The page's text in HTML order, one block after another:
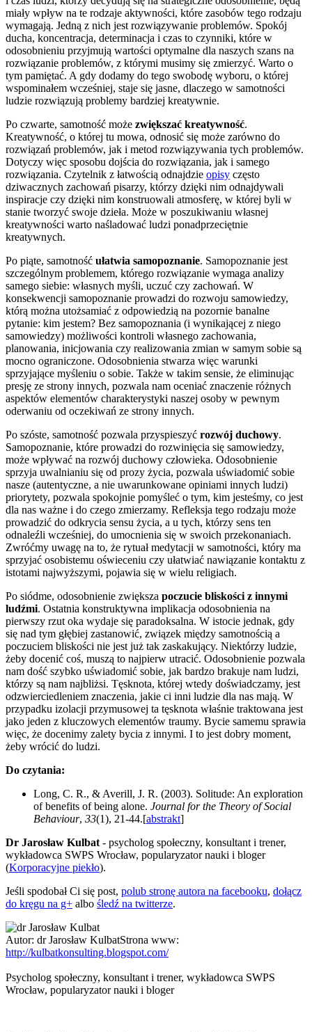
miały wpływ na te rodzaje aktywności, które zasobów tego rodzaju
wymagają. Jedną z nich jest rozwiązywanie problemów. Spokój
ducha, koncentracja, determinacja i czas to czynniki, które w
odosobnieniu przyjmują wartości optymalne dla naszych szans na
rozwiązanie problemów, z którymi musimy się zmierzyć. Warto o
tym pamiętać. A gdy dodamy do tego swobodę wyboru, o której
wspominałem wcześniej, staje się jasne, dlaczego w samotności
ludzie rozwiązują problemy bardziej kreatywnie.
Po czwarte, samotność może zwiększać kreatywność.
Kreatywność, o której tu mowa, odnosić się może zarówno do
rozwiązań problemów, jak i metod rozwiązywania tych problemów.
Dotyczy więc sposobu dojścia do rozwiązania, jak i samego
rozwiązania. Czytelnik z łatwością odnajdzie opisy często
dziwacznych zachowań pisarzy, którzy dzięki nim odnajdywali
inspiracje czy dzięki nim konstruowali atmosferę, w której byli w
stanie tworzyć swoje dzieła. Może w poszukiwaniu własnej
kreatywności warto naśladować ludzi ponadprzeciętnie
kreatywnych.
Po piąte, samotność ułatwia samopoznanie. Samopoznanie jest
szczególnym problemem, którego rozwiązanie wymaga analizy
samego siebie: własnych myśli, uczuć czy zachowań. W
konsekwencji samopoznanie prowadzi do rozwoju samowiedzy,
którą można utożsamiać z odpowiedzią na pozornie banalne
pytanie: kim jestem? Bez samopoznania (i wynikającej z niego
samowiedzy) możliwości kontroli własnego zachowania,
planowania, inicjowania czy realizowania zmian w samym sobie są
mocno ograniczone. Odosobnienia stwarza więc warunki
sprzyjające myśleniu o sobie. Także w takim sensie, że eliminując
presję ze strony innych, pozwala nam oceniać znaczenie różnych
aspektów elementów charakterystyki naszej osoby w pewnym
oderwaniu od oczekiwań ze strony innych.
Po szóste, samotność pozwala przyspieszyć rozwój duchowy.
Samopoznanie, które prowadzi do rozwinięcia się samowiedzy,
może wpływać na rozwój duchowy człowieka. Odosobnienie
sprzyja uwalnianiu się od prozy życia, pozwala uświadomić sobie
nasze (autentyczne, a nie uwarunkowane opiniami innych ludzi)
priorytety, pozwala spokojnie pomyśleć o tym, kim jesteśmy, co jest
dla nas ważne i do czego zmierzamy. Refleksja tego rodzaju może
prowadzić do odkrycia sensu życia, a u tych, którzy sens ten
odnaleźli wcześniej, do umocnienia się w swoich przekonaniach.
Zwróćmy uwagę na to, że rytuał medytacji w samotności, który ma
sprzyjać osobistemu oświeceniu czy ułatwiać nawiązanie kontaktu z
istotami najwyższymi, pojawia się w wielu religiach.
Po siódme, odosobnienie zwiększa poczucie bliskości z innymi
ludźmi. Ostatnia konstruktywna implikacja odosobnienia na
pierwszy rzut oka wydaje się paradoksalna. W istocie jednak, gdy
się nad tym głębiej zastanowić, związek między samotnością a
poczuciem bliskości nie jest już tak zaskakujący. Niektórzy ludzie,
żeby docenić coś, muszą to najpierw utracić. Odosobnienie pozwala
nam dość szybko uświadomić sobie, jak bardzo brakuje nam ludzi,
którzy są nam najbliżsi. Tęsknota, której wtedy doświadczamy, jest
odzwierciedleniem znaczenia, jakie ci inni ludzie dla nas mają. W
przypadku izolacji przymusowej ta tęsknota właśnie traktowana jest
jako jeden z kluczowych elementów traumy. Bycie samemu sprawia
więc, że docenimy zalety bycia z innymi. I to jest dobry moment,
żeby wrócić do ludzi.
Do czytania:
Long, C. R., & Averill, J. R. (2003). Solitude: An exploration
of benefits of being alone. Journal for the Theory of Social
Behaviour, 33(1), 21-44.[abstrakt]
Dr Jarosław Kulbat - psycholog społeczny, konsultant i trener,
wykładowca SWPS Wrocław, popularyzator nauki i bloger
(Korporacyjne piekło).
Jeśli spodobał Ci się post, polub stronę autora na facebooku, dołącz
do kręgu na g+ albo śledź na twitterze.
Autor: dr Jarosław KulbatStrona www:
http://kulbatkonsulting.blogspot.com/
Psycholog społeczny, konsultant i trener, wykładowca SWPS
Wrocław, popularyzator nauki i bloger